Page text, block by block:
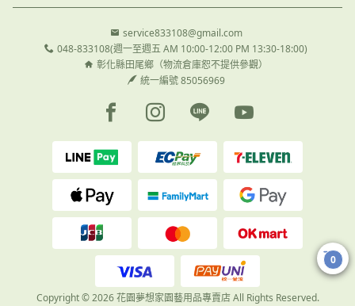
service833108@gmail.com
048-833108(週一至週五 AM 10:00-12:00 PM 13:30-18:00)
彰化縣田尾鄉（物流倉庫恕不提供參觀）
統一編號 85056969
Facebook page
Instagram page
Line pageYoutube page
Copyright © 2026 花園夢想家園藝用品專賣店 All Rights Reserved.
0